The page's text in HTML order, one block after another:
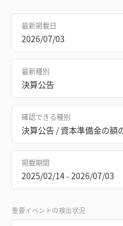
最新掲載日
2026/07/03
最新種別
決算公告
確認できる種別
決算公告 / 資本準備金の額
掲載期間
2025/02/14 - 2026/07/03
重要イベントの検出状況